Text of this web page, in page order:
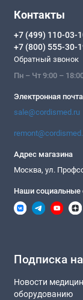
Контакты
+7 (499) 110-03-
+7 (800) 555-30-
Обратный звонок
Пн – Чт 9:00 –
Электронная почта
sale@cordismed.ru
Адрес магазина
Москва, ул.
Наши социальные
Подписка
Новости
оборудованию